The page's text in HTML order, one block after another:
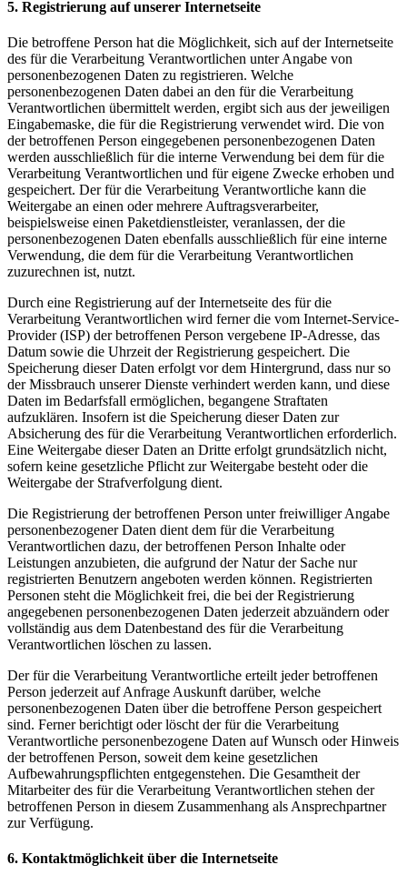
5. Registrierung auf unserer Internetseite
Die betroffene Person hat die Möglichkeit, sich auf der Internetseite
des für die Verarbeitung Verantwortlichen unter Angabe von
personenbezogenen Daten zu registrieren. Welche
personenbezogenen Daten dabei an den für die Verarbeitung
Verantwortlichen übermittelt werden, ergibt sich aus der jeweiligen
Eingabemaske, die für die Registrierung verwendet wird. Die von
der betroffenen Person eingegebenen personenbezogenen Daten
werden ausschließlich für die interne Verwendung bei dem für die
Verarbeitung Verantwortlichen und für eigene Zwecke erhoben und
gespeichert. Der für die Verarbeitung Verantwortliche kann die
Weitergabe an einen oder mehrere Auftragsverarbeiter,
beispielsweise einen Paketdienstleister, veranlassen, der die
personenbezogenen Daten ebenfalls ausschließlich für eine interne
Verwendung, die dem für die Verarbeitung Verantwortlichen
zuzurechnen ist, nutzt.
Durch eine Registrierung auf der Internetseite des für die
Verarbeitung Verantwortlichen wird ferner die vom Internet-Service-
Provider (ISP) der betroffenen Person vergebene IP-Adresse, das
Datum sowie die Uhrzeit der Registrierung gespeichert. Die
Speicherung dieser Daten erfolgt vor dem Hintergrund, dass nur so
der Missbrauch unserer Dienste verhindert werden kann, und diese
Daten im Bedarfsfall ermöglichen, begangene Straftaten
aufzuklären. Insofern ist die Speicherung dieser Daten zur
Absicherung des für die Verarbeitung Verantwortlichen erforderlich.
Eine Weitergabe dieser Daten an Dritte erfolgt grundsätzlich nicht,
sofern keine gesetzliche Pflicht zur Weitergabe besteht oder die
Weitergabe der Strafverfolgung dient.
Die Registrierung der betroffenen Person unter freiwilliger Angabe
personenbezogener Daten dient dem für die Verarbeitung
Verantwortlichen dazu, der betroffenen Person Inhalte oder
Leistungen anzubieten, die aufgrund der Natur der Sache nur
registrierten Benutzern angeboten werden können. Registrierten
Personen steht die Möglichkeit frei, die bei der Registrierung
angegebenen personenbezogenen Daten jederzeit abzuändern oder
vollständig aus dem Datenbestand des für die Verarbeitung
Verantwortlichen löschen zu lassen.
Der für die Verarbeitung Verantwortliche erteilt jeder betroffenen
Person jederzeit auf Anfrage Auskunft darüber, welche
personenbezogenen Daten über die betroffene Person gespeichert
sind. Ferner berichtigt oder löscht der für die Verarbeitung
Verantwortliche personenbezogene Daten auf Wunsch oder Hinweis
der betroffenen Person, soweit dem keine gesetzlichen
Aufbewahrungspflichten entgegenstehen. Die Gesamtheit der
Mitarbeiter des für die Verarbeitung Verantwortlichen stehen der
betroffenen Person in diesem Zusammenhang als Ansprechpartner
zur Verfügung.
6. Kontaktmöglichkeit über die Internetseite